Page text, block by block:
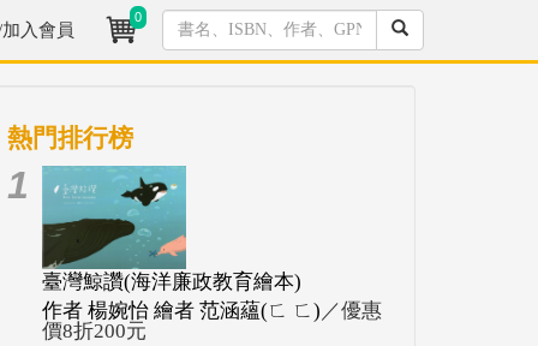
入會員
0
熱門排行榜
1
臺灣鯨讚(海洋廉政教育繪本)
作者 楊婉怡 繪者 范涵蘊(ㄈ ㄈ) ／優惠
價8折200元